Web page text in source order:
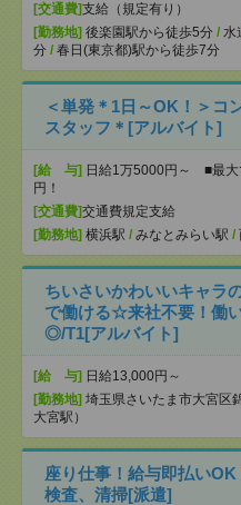
[交通費]支給（規定有り）
[勤務地] 後楽園駅から徒歩5分 / 水
分 / 春日(東京都)駅から徒歩7分
＜単発＊1日～OK！＞コ
スタッフ＊[アルバイト]
[給 与] 日給1万5000円～ ■最大
円！
[交通費]交通費規定支給
[勤務地] 横浜駅 / みなとみらい駅 /
ちいさいかわいいキャラ
で働ける☆来社不要！働
◎/T1[アルバイト]
[給 与] 日給13,000円～
[勤務地] 埼玉県さいたま市大宮区
大宮駅）
座り仕事！給与即払い
検査、清掃[派遣]